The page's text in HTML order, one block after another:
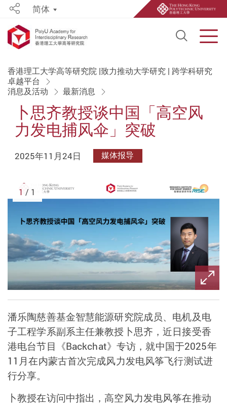
Open
Share简体
香港理工大学高等研究院 |致力推动大学研究 | 跨学科研究
卓越平台
消息及活动
最新消息
卜思齐教授谈中国「高空风
力发电捕风伞」突破
2025年11月24日 媒体报导
1 / 1
潘乐陶慈善基金智慧能源研究院成员、电机及电
子工程学系副系主任兼教授卜思齐，近日接受香
港电台节目《Backchat》专访，就中国于2025年
11 月在内蒙古首次完成风力发电风筝飞行测试进
行分享。
卜教授在访问中指出，高空风力发电风筝在推动